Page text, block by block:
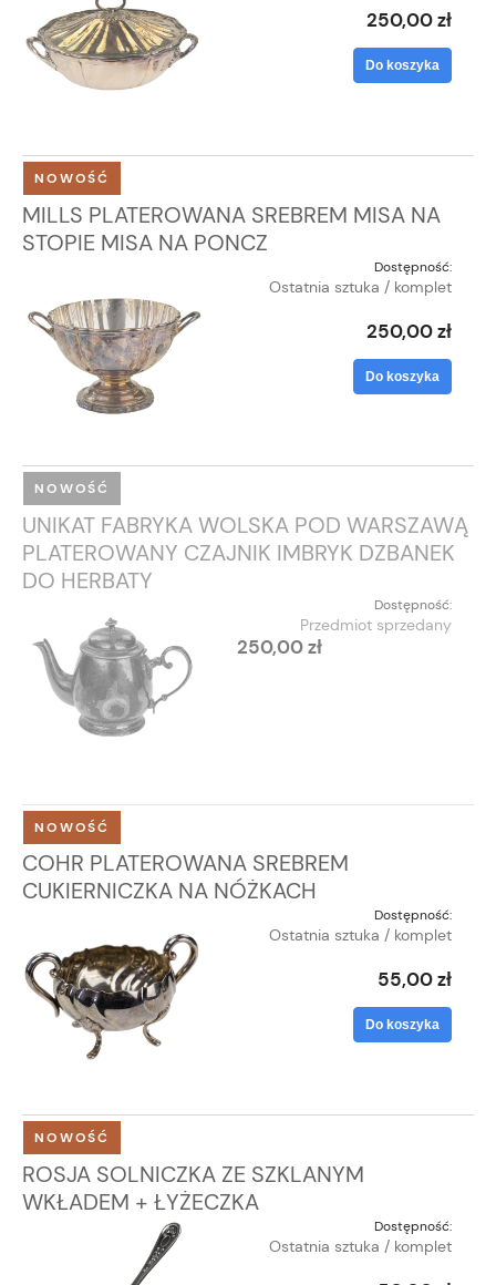
250,00 zł
Do koszyka
MILLS PLATEROWANA SREBREM MISA NA
STOPIE MISA NA PONCZ
Dostępność:
Ostatnia sztuka / komplet
250,00 zł
Do koszyka
NOWOŚĆ
UNIKAT FABRYKA WOLSKA POD WARSZAWĄ
PLATEROWANY CZAJNIK IMBRYK DZBANEK
DO HERBATY
Dostępność:
Przedmiot sprzedany
250,00 zł
NOWOŚĆ
COHR PLATEROWANA SREBREM
CUKIERNICZKA NA NÓŻKACH
Dostępność:
Ostatnia sztuka / komplet
55,00 zł
Do koszyka
NOWOŚĆ
ROSJA SOLNICZKA ZE SZKLANYM
WKŁADEM + ŁYŻECZKA
Dostępność:
Ostatnia sztuka / komplet
NOWOŚĆ